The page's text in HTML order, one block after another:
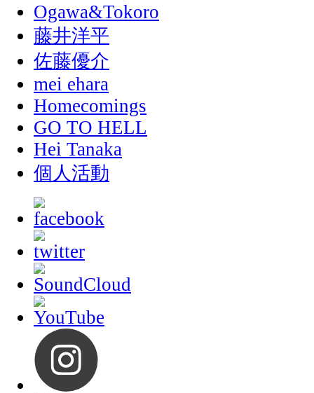
Ogawa&Tokoro
藤井洋平
佐藤優介
mei ehara
Homecomings
GO TO HELL
Hei Tanaka
個人活動